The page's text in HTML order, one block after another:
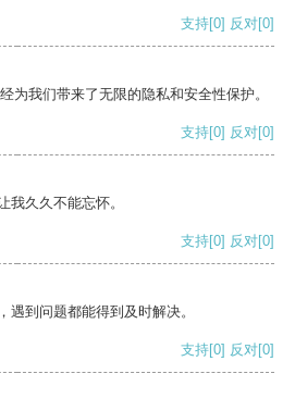
支持[0] 反对[0]
为我们带来了无限的隐私和安全性保护。
支持[0] 反对[0]
我久久不能忘怀。
支持[0] 反对[0]
遇到问题都能得到及时解决。
支持[0] 反对[0]